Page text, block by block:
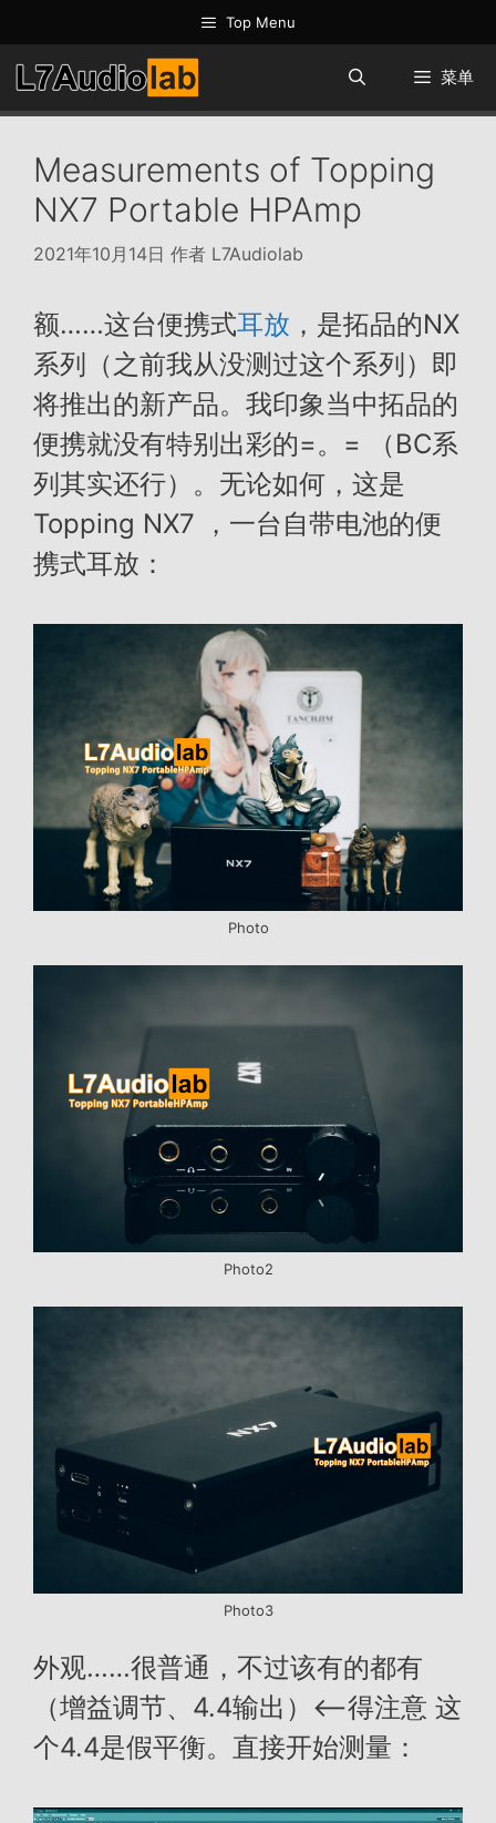
至
内
容
Top Menu
菜单
Measurements of Topping
NX7 Portable HPAmp
2021年10月14日 作者 L7Audiolab
额……这台便携式耳放 ，是拓品的NX
系列（之前我从没测过这个系列）即
将推出的新产品。我印象当中拓品的
便携就没有特别出彩的=。= （BC系
列其实还行）。无论如何，这是
Topping NX7 ，一台自带电池的便
携式耳放：
Photo
Photo2
Photo3
外观……很普通，不过该有的都有
（增益调节、4.4输出）<—-得注意 这
个4.4是假平衡。直接开始测量：